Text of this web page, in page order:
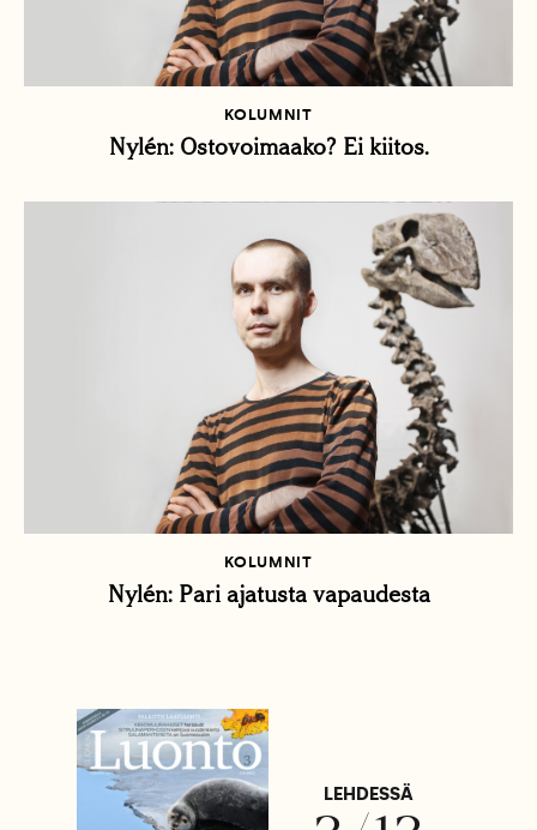
KOLUMNIT
Nylén: Ostovoimaako? Ei kiitos.
KOLUMNIT
Nylén: Pari ajatusta vapaudesta
LEHDESSÄ